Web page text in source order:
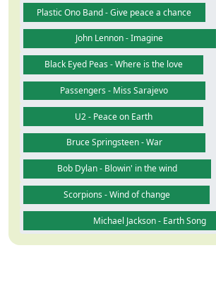
Plastic Ono Band - Give peace a chance
John Lennon - Imagine
Black Eyed Peas - Where is the love
Passengers - Miss Sarajevo
U2 - Peace on Earth
Bruce Springsteen - War
Bob Dylan - Blowin' in the wind
Scorpions - Wind of change
Michael Jackson - Earth Song